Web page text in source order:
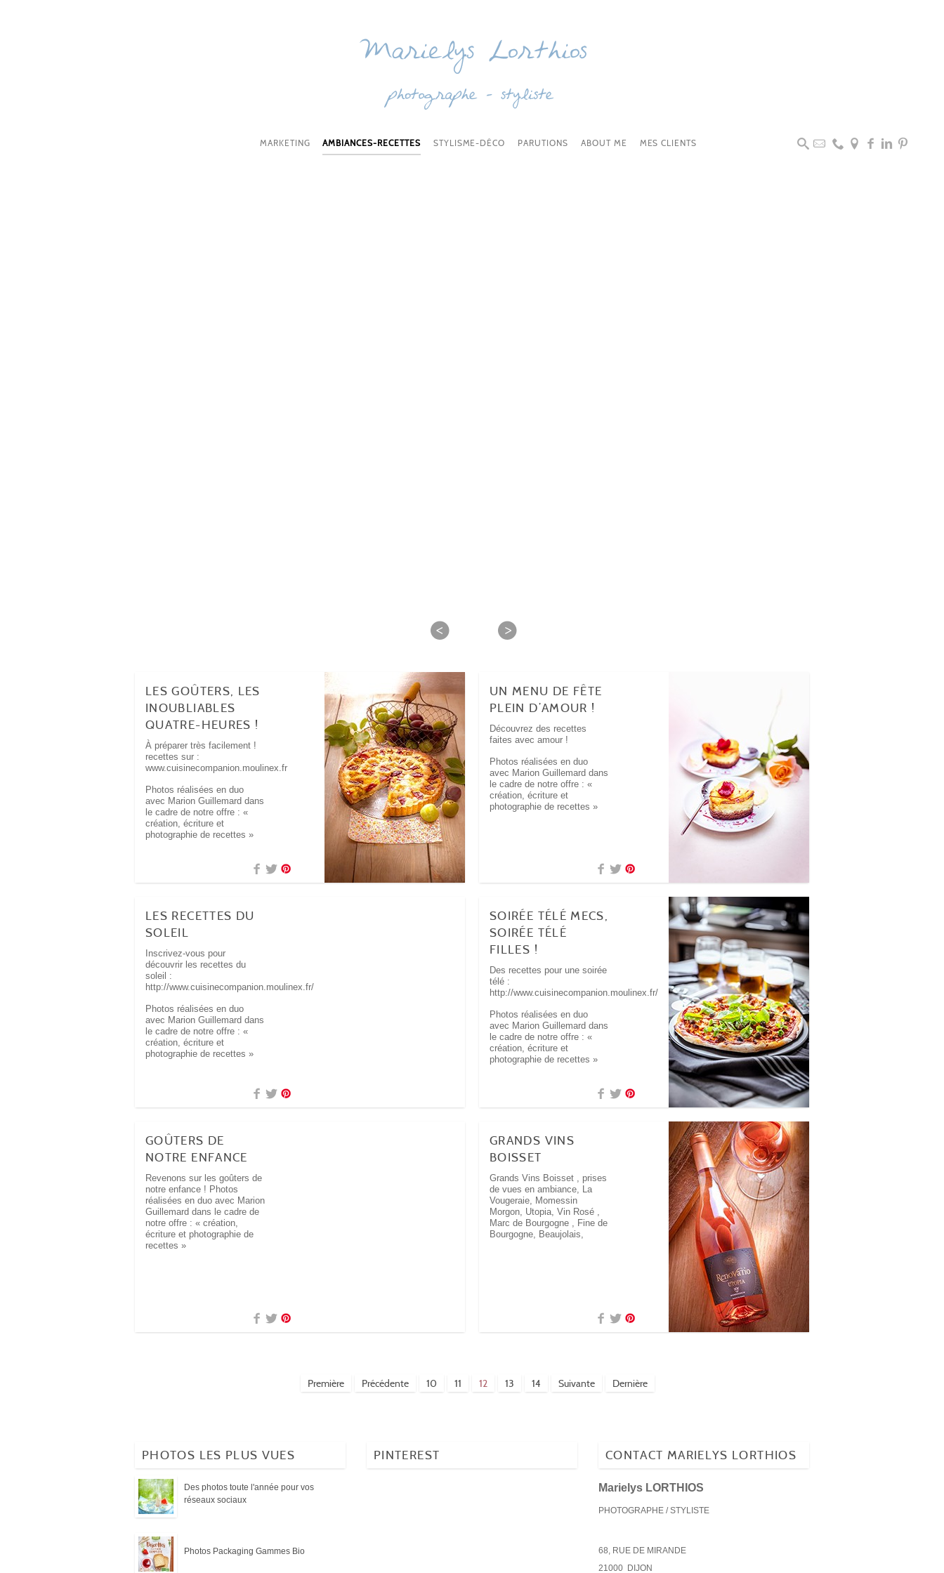
MARKETING AMBIANCES-RECETTES STYLISME-DÉCO PARUTIONS ABOUT ME MES CLIENTS
LES GOÛTERS, LES
INOUBLIABLES
QUATRE-HEURES !
À préparer très facilement !
recettes sur :
www.cuisinecompanion.moulinex.fr
Photos réalisées en duo
avec Marion Guillemard dans
le cadre de notre offre : «
création, écriture et
photographie de recettes »
UN MENU DE FÊTE
PLEIN D’AMOUR !
Découvrez des recettes
faites avec amour !
Photos réalisées en duo
avec Marion Guillemard dans
le cadre de notre offre : «
création, écriture et
photographie de recettes »
LES RECETTES DU
SOLEIL
Inscrivez-vous pour
découvrir les recettes du
soleil :
http://www.cuisinecompanion.moulinex.fr/
Photos réalisées en duo
avec Marion Guillemard dans
le cadre de notre offre : «
création, écriture et
photographie de recettes »
SOIRÉE TÉLÉ MECS,
SOIRÉE TÉLÉ
FILLES !
Des recettes pour une soirée
télé :
http://www.cuisinecompanion.moulinex.fr/
Photos réalisées en duo
avec Marion Guillemard dans
le cadre de notre offre : «
création, écriture et
photographie de recettes »
GOÛTERS DE
NOTRE ENFANCE
Revenons sur les goûters de
notre enfance ! Photos
réalisées en duo avec Marion
Guillemard dans le cadre de
notre offre : « création,
écriture et photographie de
recettes »
GRANDS VINS
BOISSET
Grands Vins Boisset , prises
de vues en ambiance, La
Vougeraie, Momessin
Morgon, Utopia, Vin Rosé ,
Marc de Bourgogne , Fine de
Bourgogne, Beaujolais,
Première Précédente 10 11 12 13 14 Suivante Dernière
PHOTOS LES PLUS VUES
Des photos toute l'année pour vos
réseaux sociaux
Photos Packaging Gammes Bio
PINTEREST CONTACT MARIELYS LORTHIOS
Marielys LORTHIOS
PHOTOGRAPHE / STYLISTE
68, RUE DE MIRANDE
21000 DIJON